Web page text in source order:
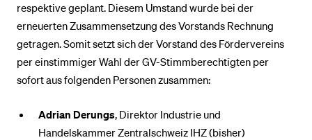
respektive geplant. Diesem Umstand wurde bei der
erneuerten Zusammensetzung des Vorstands Rechnung
getragen. Somit setzt sich der Vorstand des Fördervereins
per einstimmiger Wahl der GV-Stimmberechtigten per
sofort aus folgenden Personen zusammen:
Adrian Derungs, Direktor Industrie und
Handelskammer Zentralschweiz IHZ (bisher)